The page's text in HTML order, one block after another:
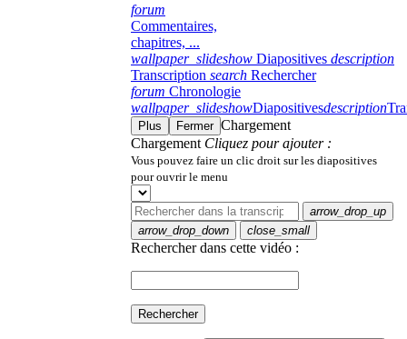
forum
Commentaires,
chapitres, ...
wallpaper_slideshow Diapositives description
Transcription search Rechercher
forum Chronologie
wallpaper_slideshowDiapositivesdescription
Plus Fermer Chargement
Chargement Cliquez pour ajouter :
Vous pouvez faire un clic droit sur les diapositives
pour ouvrir le menu
arrow_drop_up
arrow_drop_down
close_small
Rechercher dans cette vidéo :
Rechercher